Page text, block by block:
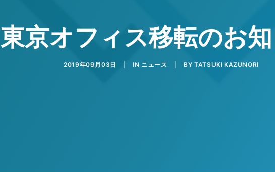
東京オフィス移転のお
2019年09月03日 IN ニュース BYTATSUKI KAZUNORI